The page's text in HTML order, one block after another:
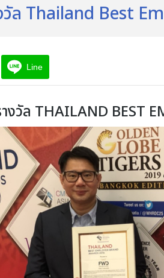
วัล Thailand Best
Line
งวัล THAILAND BEST